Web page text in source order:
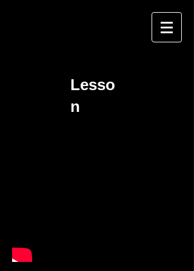
Lesso
n